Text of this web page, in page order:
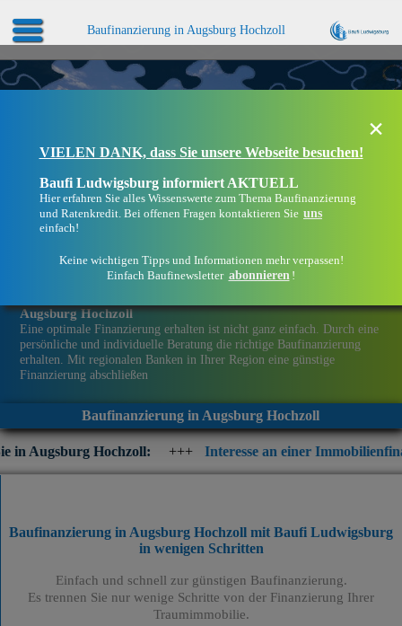
Baufinanzierung in Augsburg Hochzoll
Augsburg Hochzoll
Eine optimale Finanzierung erhalten ist nicht ganz einfach. Durch eine
persönliche und individuelle Beratung die richtige Baufinanzierung
erhalten. Mit regionalen Banken in Ihrer Region eine günstige
Finanzierung abschließen
Baufinanzierung in Augsburg Hochzoll
+++ Interesse an einer Immobilienfinanzierung?
×
VIELEN DANK, dass Sie unsere Webseite besuchen!
Baufi Ludwigsburg informiert AKTUELL
Hier erfahren Sie alles Wissenswerte zum Thema Baufinanzierung
und Ratenkredit. Bei offenen Fragen kontaktieren Sie uns
einfach!
Keine wichtigen Tipps und Informationen mehr verpassen!
Einfach Baufinewsletter abonnieren !
Baufinanzierung in Augsburg Hochzoll mit Baufi Ludwigsburg
in wenigen Schritten
Einfach und schnell zur günstigen Baufinanzierung.
Es trennen Sie nur wenige Schritte von der Finanzierung Ihrer
Traumimmobilie.